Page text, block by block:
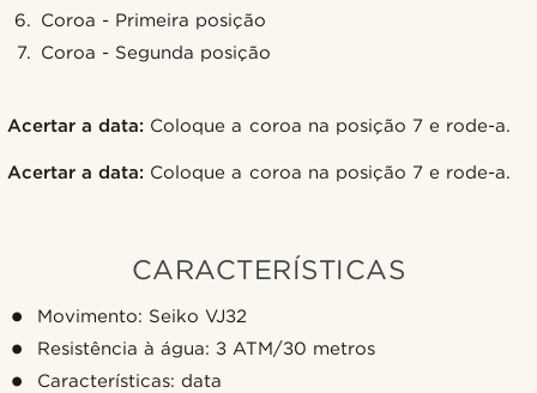
Coroa - Primeira posição
Coroa - Segunda posição
Acertar a data: Coloque a coroa na posição 7 e rode-a.
Acertar a data: Coloque a coroa na posição 7 e rode-a.
CARACTERÍSTICAS
Movimento: Seiko VJ32
Resistência à água: 3 ATM/30 metros
Características: data